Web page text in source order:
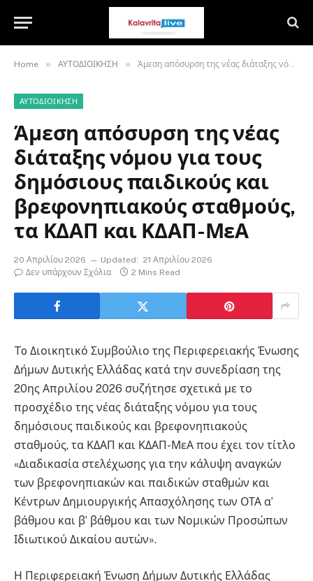
Home » ΑΥΤΟΔΙΟΙΚΗΣΗ » Άμεση απόσυρση της νέας διάταξης νόμου για τους δημόσιους παιδικούς και βρεφονηπιακούς σταθμούς, τα ΚΔΑΠ και ΚΔΑΠ-ΜεΑ
ΑΥΤΟΔΙΟΙΚΗΣΗ
Άμεση απόσυρση της νέας
διάταξης νόμου για τους
δημόσιους παιδικούς και
βρεφονηπιακούς σταθμούς,
τα ΚΔΑΠ και ΚΔΑΠ-ΜεΑ
20 Απριλίου 2026 Updated: 21 Απριλίου 2026
Δεν υπάρχουν Σχόλια
2 Mins Read
To Διοικητικό Συμβούλιο της Περιφερειακής Ένωσης
Δήμων Δυτικής Ελλάδας κατά την συνεδρίαση της
20ης Απριλίου 2026 συζήτησε σχετικά με το
προσχέδιο της νέας διάταξης νόμου για τους
δημόσιους παιδικούς και βρεφονηπιακούς
σταθμούς, τα ΚΔΑΠ και ΚΔΑΠ-ΜεΑ που έχει τον τίτλο
«Διαδικασία στελέχωσης για την κάλυψη αναγκών
των βρεφονηπιακών και παιδικών σταθμών και
Κέντρων Δημιουργικής Απασχόλησης των ΟΤΑ α’
βάθμου και β’ βάθμου και των Νομικών Προσώπων
Ιδιωτικού Δικαίου αυτών».
Η Περιφερειακή Ένωση Δήμων Δυτικής Ελλάδας